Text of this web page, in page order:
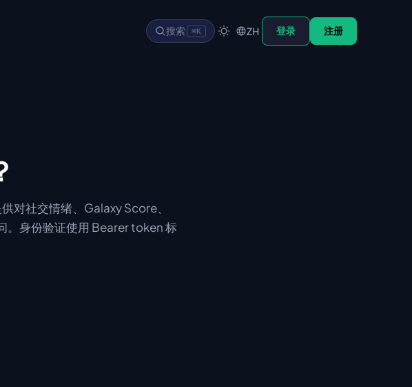
搜索 ⌘K ZH 登录 注册
对社交情绪、Galaxy Score、
。身份验证使用 Bearer token 标